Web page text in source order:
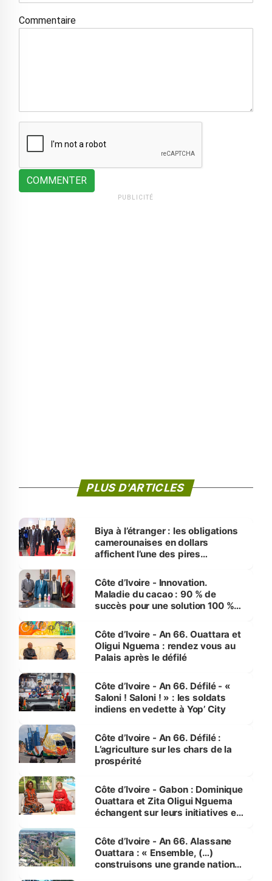
Commentaire
COMMENTER
PUBLICITÉ
PLUS D'ARTICLES
Biya à l’étranger : les obligations
camerounaises en dollars
affichent l’une des pires
Côte d’Ivoire - Innovation.
Maladie du cacao : 90 % de
succès pour une solution 100 %
Côte d’Ivoire - An 66. Ouattara et
Oligui Nguema : rendez vous au
Palais après le défilé
Côte d’Ivoire - An 66. Défilé - «
Saloni ! Saloni ! » : les soldats
indiens en vedette à Yop’ City
Côte d’Ivoire - An 66. Défilé :
L’agriculture sur les chars de la
prospérité
Côte d’Ivoire - Gabon : Dominique
Ouattara et Zita Oligui Nguema
échangent sur leurs initiatives en
enfants
Côte d’Ivoire - An 66. Alassane
Ouattara : « Ensemble, (…)
construisons une grande nation